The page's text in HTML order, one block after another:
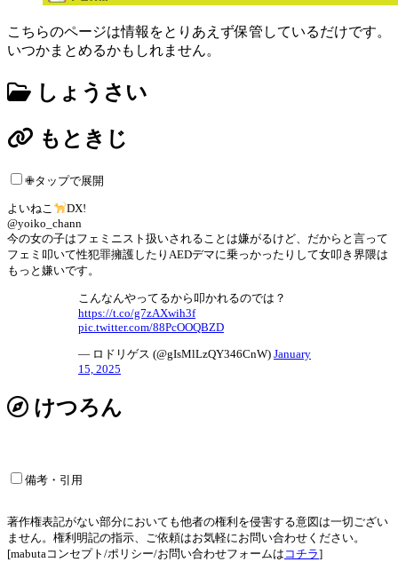
こちらのページは情報をとりあえず保管しているだけです。
いつかまとめるかもしれません。
しょうさい
もときじ
✙タップで展開
よいねこ
DX!
@yoiko_chann
今の女の子はフェミニスト扱いされることは嫌がるけど、だからと言って
フェミ叩いて性犯罪擁護したりAEDデマに乗っかったりして女叩き界隈は
もっと嫌いです。
こんなんやってるから叩かれるのでは？
https://t.co/g7zAXwih3f
pic.twitter.com/88PcOOQBZD
— ロドリゲス (@gIsMlLzQY346CnW) January
15, 2025
けつろん
備考・引用
著作権表記がない部分においても他者の権利を侵害する意図は一切ござい
ません。権利明記の指示、ご依頼はお気軽にお問い合わせください。
[mabutaコンセプト/ポリシー/お問い合わせフォームは コチラ]